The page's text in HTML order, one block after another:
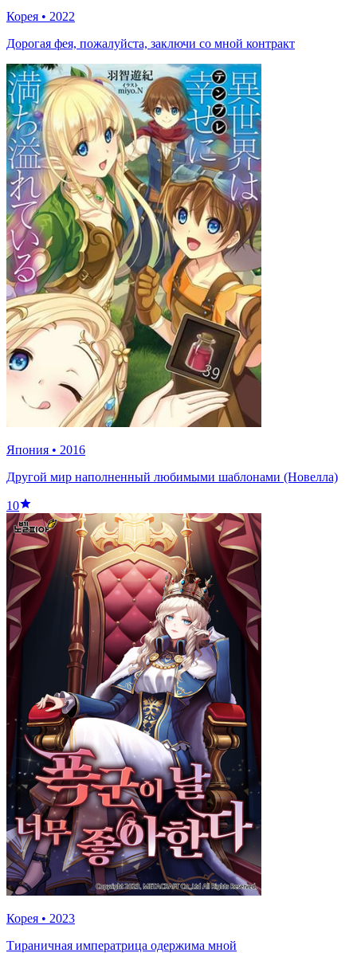
Корея • 2022
Дорогая фея, пожалуйста, заключи со мной контракт
Япония • 2016
Другой мир наполненный любимыми шаблонами (Новелла)
10
Корея • 2023
Тираничная императрица одержима мной